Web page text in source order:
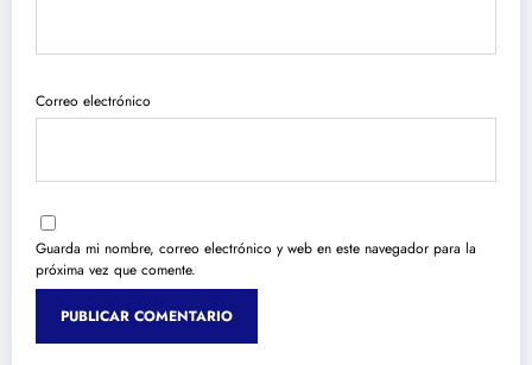
Correo electrónico
Guarda mi nombre, correo electrónico y web en este navegador para la
próxima vez que comente.